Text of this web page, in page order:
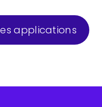
applications